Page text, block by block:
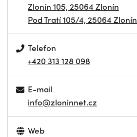
Zlonín 105, 25064 Zlonín
Pod Tratí 105/4, 25064 Zlonín
Telefon
+420 313 128 098
E-mail
info@zloninnet.cz
Web